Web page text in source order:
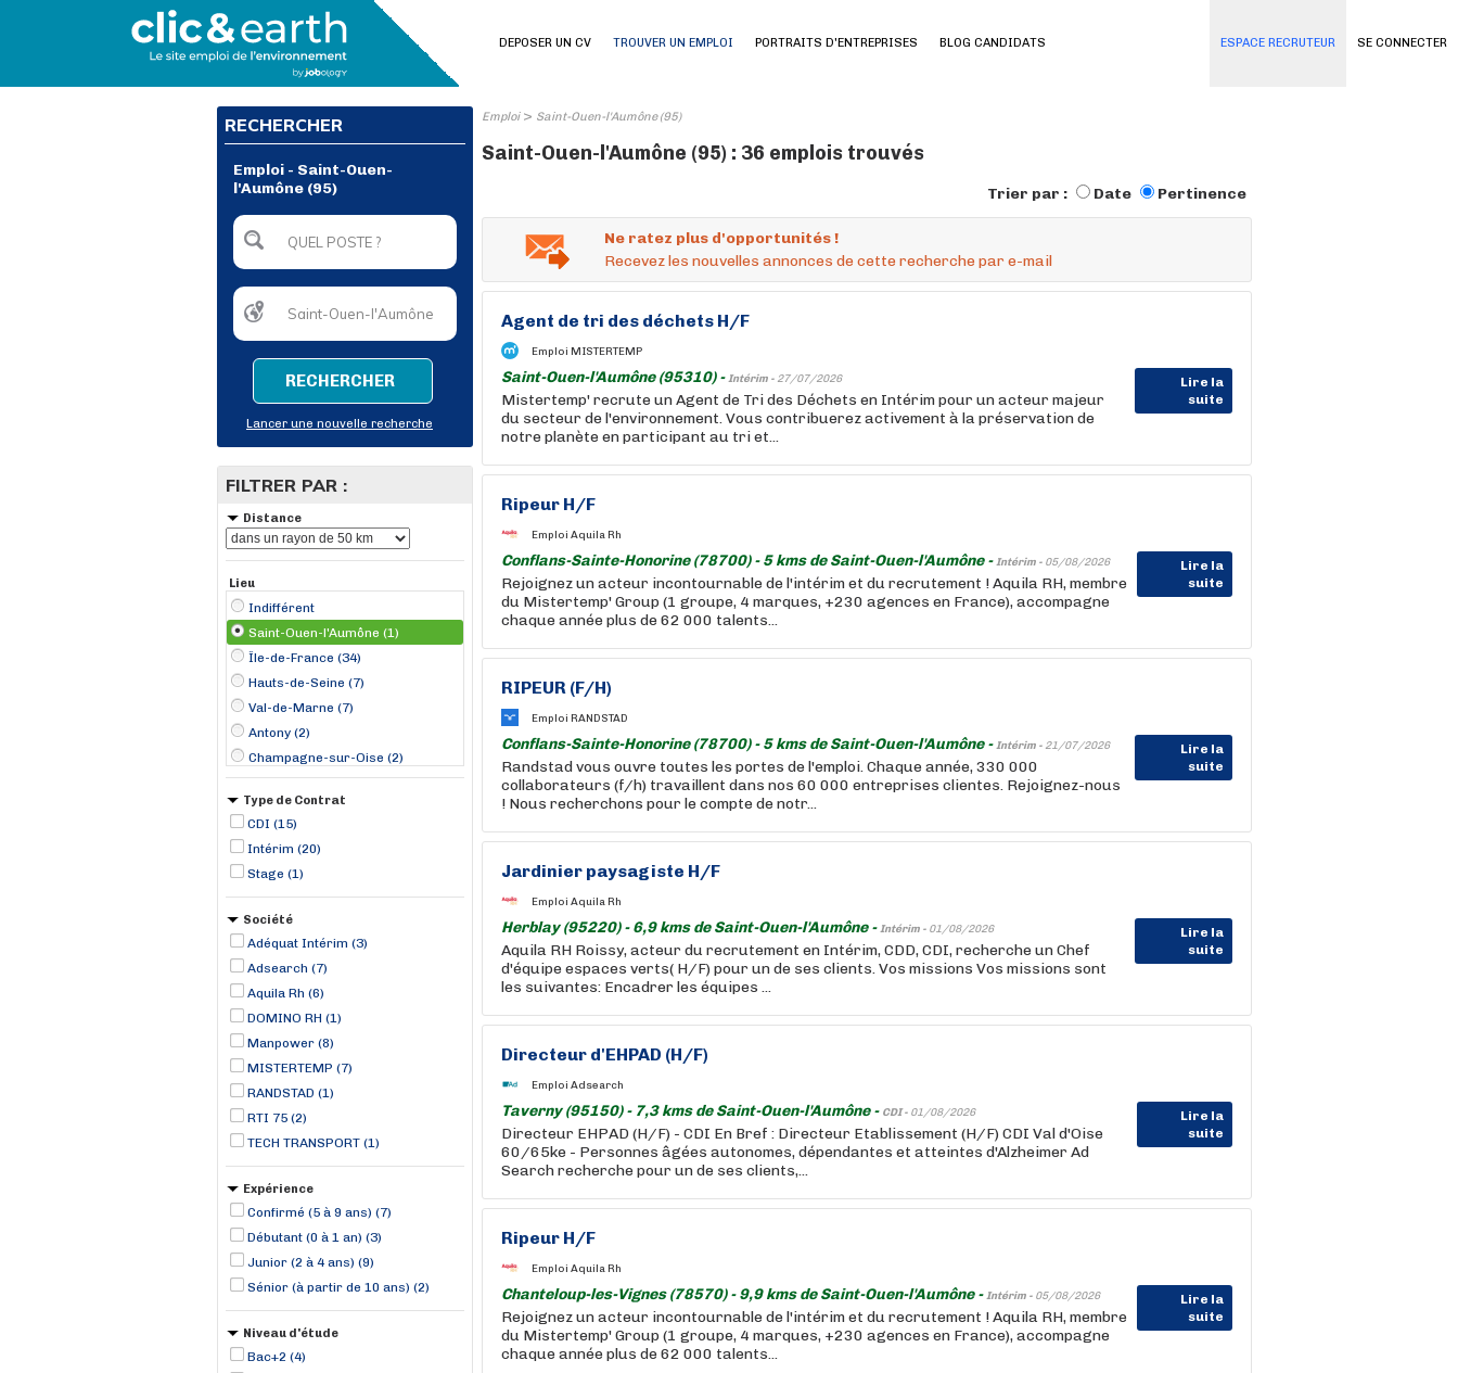
SE CONNECTER
DEPOSER UN CV TROUVER UN EMPLOI PORTRAITS D'ENTREPRISES BLOG CANDIDATS ESPACE RECRUTEUR
RECHERCHER
Emploi - Saint-Ouen-
l'Aumône (95)
RECHERCHER
Lancer une nouvelle recherche
FILTRER PAR :
Distance
Lieu
Indifférent
Saint-Ouen-l'Aumône (1)
Île-de-France (34)
Hauts-de-Seine (7)
Val-de-Marne (7)
Antony (2)
Champagne-sur-Oise (2)
Conflans-Sainte-Honorine (2)
La Celle-Saint-Cloud (2)
Nanterre (2)
Valenton (2)
Wissous (2)
Type de Contrat
CDI (15)
Intérim (20)
Stage (1)
Société
Adéquat Intérim (3)
Adsearch (7)
Aquila Rh (6)
DOMINO RH (1)
Manpower (8)
MISTERTEMP (7)
RANDSTAD (1)
RTI 75 (2)
TECH TRANSPORT (1)
Expérience
Confirmé (5 à 9 ans) (7)
Débutant (0 à 1 an) (3)
Junior (2 à 4 ans) (9)
Sénior (à partir de 10 ans) (2)
Niveau d'étude
Bac+2 (4)
Emploi> Saint-Ouen-l'Aumône (95)
Saint-Ouen-l'Aumône (95) : 36 emplois trouvés
Trier par : Date Pertinence
Ne ratez plus d'opportunités !
Recevez les nouvelles annonces de cette recherche par e-mail
Agent de tri des déchets H/F
Emploi MISTERTEMP
Saint-Ouen-l'Aumône (95310) -Intérim - 27/07/2026
Lire la
suite
Mistertemp' recrute un Agent de Tri des Déchets en Intérim pour un acteur majeur
du secteur de l'environnement. Vous contribuerez activement à la préservation de
notre planète en participant au tri et...
Ripeur H/F
Emploi Aquila Rh
Conflans-Sainte-Honorine (78700) - 5 kms de Saint-Ouen-l'Aumône -Intérim - 05/08/2026
Lire la
suite
Rejoignez un acteur incontournable de l'intérim et du recrutement ! Aquila RH, membre
du Mistertemp' Group (1 groupe, 4 marques, +230 agences en France), accompagne
chaque année plus de 62 000 talents...
RIPEUR (F/H)
Emploi RANDSTAD
Conflans-Sainte-Honorine (78700) - 5 kms de Saint-Ouen-l'Aumône -Intérim - 21/07/2026
Lire la
suite
Randstad vous ouvre toutes les portes de l'emploi. Chaque année, 330 000
collaborateurs (f/h) travaillent dans nos 60 000 entreprises clientes. Rejoignez-nous
! Nous recherchons pour le compte de notr...
Jardinier paysagiste H/F
Emploi Aquila Rh
Herblay (95220) - 6,9 kms de Saint-Ouen-l'Aumône -Intérim - 01/08/2026
Lire la
suite
Aquila RH Roissy, acteur du recrutement en Intérim, CDD, CDI, recherche un Chef
d'équipe espaces verts( H/F) pour un de ses clients. Vos missions Vos missions sont
les suivantes: Encadrer les équipes ...
Directeur d'EHPAD (H/F)
Emploi Adsearch
Taverny (95150) - 7,3 kms de Saint-Ouen-l'Aumône - CDI - 01/08/2026
Lire la
suite
Directeur EHPAD (H/F) - CDI En Bref : Directeur Etablissement (H/F) CDI Val d'Oise
60/65ke - Personnes âgées autonomes, dépendantes et atteintes d'Alzheimer Ad
Search recherche pour un de ses clients,...
Ripeur H/F
Emploi Aquila Rh
Chanteloup-les-Vignes (78570) - 9,9 kms de Saint-Ouen-l'Aumône -Intérim - 05/08/2026
Lire la
suite
Rejoignez un acteur incontournable de l'intérim et du recrutement ! Aquila RH, membre
du Mistertemp' Group (1 groupe, 4 marques, +230 agences en France), accompagne
chaque année plus de 62 000 talents...